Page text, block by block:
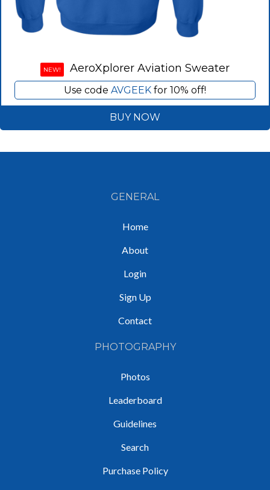
NEW! AeroXplorer Aviation Sweater
Use code AVGEEKfor 10% off!
BUY NOW
GENERAL
Home
About
Login
Sign Up
Contact
PHOTOGRAPHY
Photos
Leaderboard
Guidelines
Search
Purchase Policy